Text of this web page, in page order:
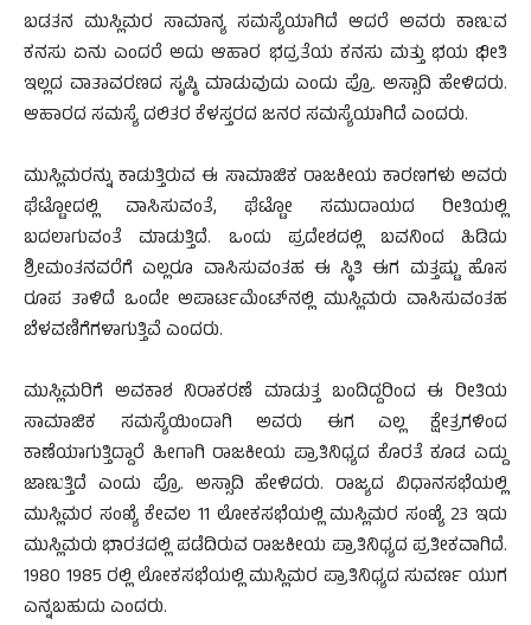
ಬಡತನ ಮುಸ್ಲಿಮರ ಸಾಮಾನ್ಯ ಸಮಸ್ಯೆಯಾಗಿದೆ ಆದರೆ ಅವರು ಕಾಣುವ
ಕನಸು ಏನು ಎಂದರೆ ಅದು ಆಹಾರ ಭದ್ರತೆಯ ಕನಸು ಮತ್ತು ಭಯ ಭೀತಿ
ಇಲ್ಲದ ವಾತಾವರಣದ ಸೃಷ್ಠಿ ಮಾಡುವುದು ಎಂದು ಪ್ರೊ. ಅಸ್ಸಾದಿ ಹೇಳಿದರು.
ಆಹಾರದ ಸಮಸ್ಯೆ ದಲಿತರ ಕೆಳಸ್ತರದ ಜನರ ಸಮಸ್ಯೆಯಾಗಿದೆ ಎಂದರು.
ಮುಸ್ಲಿಮರನ್ನು ಕಾಡುತ್ತಿರುವ ಈ ಸಾಮಾಜಿಕ ರಾಜಕೀಯ ಕಾರಣಗಳು ಅವರು
ಘೆಟ್ಟೋದಲ್ಲಿ ವಾಸಿಸುವಂತೆ, ಘೆಟ್ಟೋ ಸಮುದಾಯದ ರೀತಿಯಲ್ಲಿ
ಬದಲಾಗುವಂತೆ ಮಾಡುತ್ತಿದೆ. ಒಂದು ಪ್ರದೇಶದಲ್ಲಿ ಬವನಿಂದ ಹಿಡಿದು
ಶ್ರೀಮಂತನವರೆಗೆ ಎಲ್ಲರೂ ವಾಸಿಸುವಂತಹ ಈ ಸ್ಥಿತಿ ಈಗ ಮತ್ತಷ್ಟು ಹೊಸ
ರೂಪ ತಾಳಿದೆ ಒಂದೇ ಅಪಾರ್ಟಮೆಂಟ್‍ನಲ್ಲಿ ಮುಸ್ಲಿಮರು ವಾಸಿಸುವಂತಹ
ಬೆಳವಣಿಗೆಗಳಾಗುತ್ತಿವೆ ಎಂದರು.
ಮುಸ್ಲಿಮರಿಗೆ ಅವಕಾಶ ನಿರಾಕರಣೆ ಮಾಡುತ್ತ ಬಂದಿದ್ದರಿಂದ ಈ ರೀತಿಯ
ಸಾಮಾಜಿಕ ಸಮಸ್ಯೆಯಿಂದಾಗಿ ಅವರು ಈಗ ಎಲ್ಲ ಕ್ಷೇತ್ರಗಳಿಂದ
ಕಾಣೆಯಾಗುತ್ತಿದ್ದಾರೆ ಹೀಗಾಗಿ ರಾಜಕೀಯ ಪ್ರಾತಿನಿಧ್ಯದ ಕೊರತೆ ಕೂಡ ಎದ್ದು
ಜಾಣುತ್ತಿದೆ ಎಂದು ಪ್ರೊ. ಅಸ್ಸಾದಿ ಹೇಳಿದರು. ರಾಜ್ಯದ ವಿಧಾನಸಭೆಯಲ್ಲಿ
ಮುಸ್ಲಿಮರ ಸಂಖ್ಯೆ ಕೇವಲ 11 ಲೋಕಸಭೆಯಲ್ಲಿ ಮುಸ್ಲಿಮರ ಸಂಖ್ಯೆ 23 ಇದು
ಮುಸ್ಲಿಮರು ಭಾರತದಲ್ಲಿ ಪಡೆದಿರುವ ರಾಜಕೀಯ ಪ್ರಾತಿನಿಧ್ಯದ ಪ್ರತೀಕವಾಗಿದೆ.
1980 1985 ರಲ್ಲಿ ಲೋಕಸಭೆಯಲ್ಲಿ ಮುಸ್ಲಿಮರ ಪ್ರಾತಿನಿಧ್ಯದ ಸುವರ್ಣ ಯುಗ
ಎನ್ನಬಹುದು ಎಂದರು.